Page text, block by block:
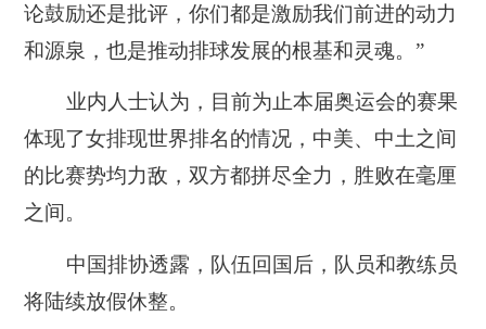
论鼓励还是批评，你们都是激励我们前进的动力
和源泉，也是推动排球发展的根基和灵魂。”
业内人士认为，目前为止本届奥运会的赛果
体现了女排现世界排名的情况，中美、中土之间
的比赛势均力敌，双方都拼尽全力，胜败在毫厘
之间。
中国排协透露，队伍回国后，队员和教练员
将陆续放假休整。